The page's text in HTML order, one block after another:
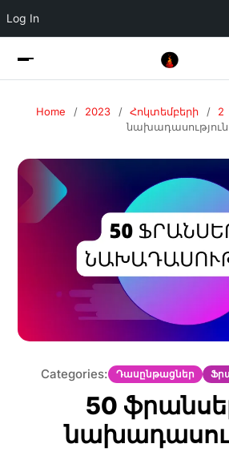
Log In
Home 2023 Հոկտեմբերի 2
նախադասություն
Categories: Դասընթացներ
50